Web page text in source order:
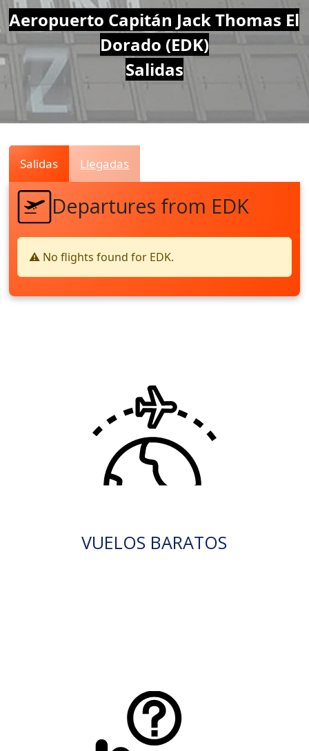
Air
Traffic
Live
Aeropuerto Capitán Jack Thomas El
Dorado (EDK)
Salidas
Salidas Llegadas
Departures from EDK
⚠️ No flights found for EDK.
VUELOS BARATOS